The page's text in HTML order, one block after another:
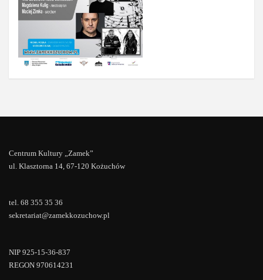
Centrum Kultury „Zamek”
ul. Klasztorna 14, 67-120 Kożuchów
tel. 68 355 35 36
sekretariat@zamekkozuchow.pl
NIP 925-15-36-837
REGON 970614231